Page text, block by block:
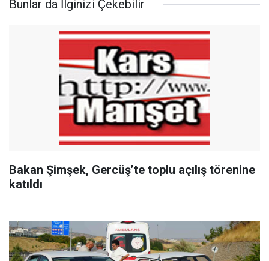
Bunlar da İlginizi Çekebilir
Bakan Şimşek, Gercüş’te toplu açılış törenine
katıldı